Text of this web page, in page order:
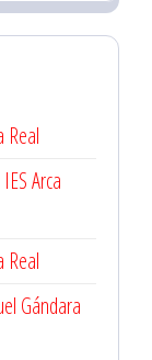
Real
Arca
Real
Gándara